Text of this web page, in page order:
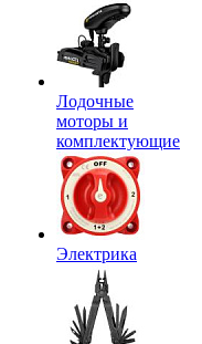
Лодочные
моторы и
комплектующие
Электрика